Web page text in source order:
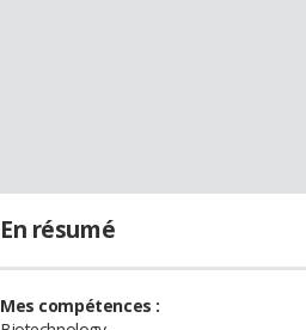
En résumé
Mes compétences :